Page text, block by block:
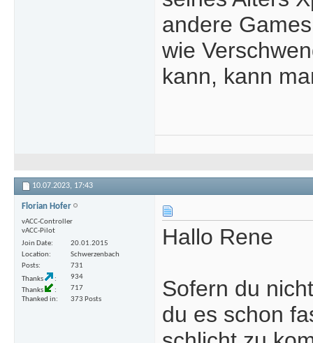
andere
wie
kann, kann
10.07.2023, 17:43
Florian Hofer
vACC-Controller
vACC-Pilot
Join Date
20.01.2015
Location
Schwerzenbach
Posts
731
Thanks
934
Thanks
717
Thanked in
373 Posts
Hallo Rene
Sofern du
du es schon